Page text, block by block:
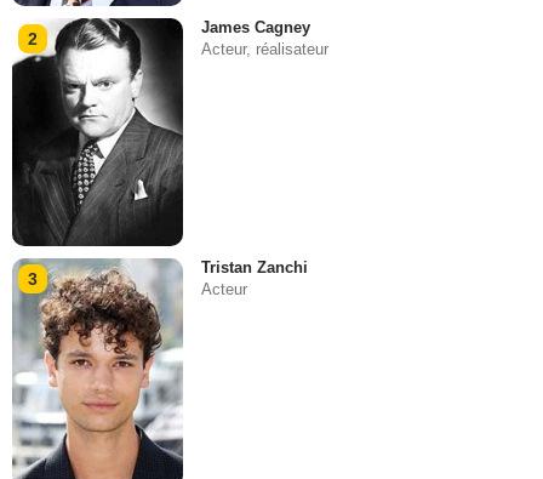
2
James Cagney
Acteur, réalisateur
3
Tristan Zanchi
Acteur